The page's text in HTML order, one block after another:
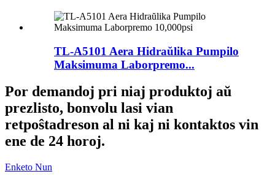
TL-A5101 Aera Hidraŭlika Pumpilo
Maksimuma Laborpremo...
Por demandoj pri niaj produktoj aŭ
prezlisto, bonvolu lasi vian
retpoŝtadreson al ni kaj ni kontaktos vin
ene de 24 horoj.
Enketo Nun